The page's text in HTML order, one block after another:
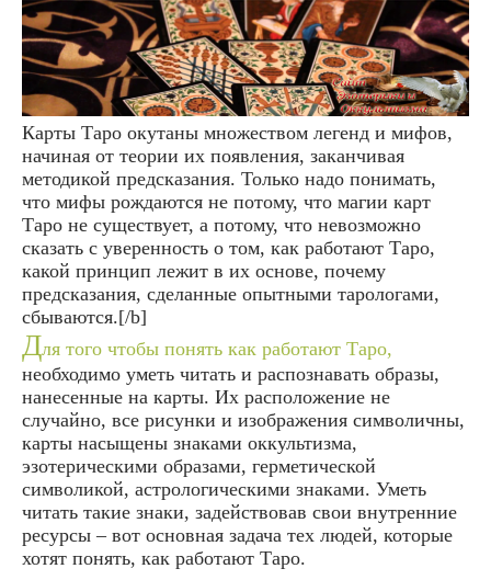
Карты Таро окутаны множеством легенд и мифов,
начиная от теории их появления, заканчивая
методикой предсказания. Только надо понимать,
что мифы рождаются не потому, что магии карт
Таро не существует, а потому, что невозможно
сказать с уверенность о том, как работают Таро,
какой принцип лежит в их основе, почему
предсказания, сделанные опытными тарологами,
сбываются.[/b]
Для того чтобы понять как работают Таро,
необходимо уметь читать и распознавать образы,
нанесенные на карты. Их расположение не
случайно, все рисунки и изображения символичны,
карты насыщены знаками оккультизма,
эзотерическими образами, герметической
символикой, астрологическими знаками. Уметь
читать такие знаки, задействовав свои внутренние
ресурсы – вот основная задача тех людей, которые
хотят понять, как работают Таро.